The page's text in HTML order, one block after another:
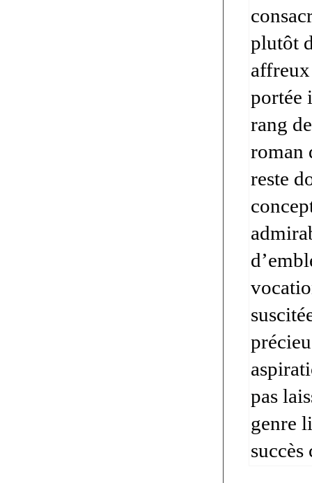
plutôt
affreux
portée
rang
roman
reste
pas
genre
succès